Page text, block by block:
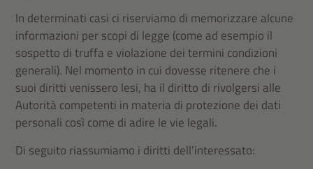
In determinati casi ci riserviamo di memorizzare alcune
informazioni per scopi di legge (come ad esempio il
sospetto di truffa e violazione dei termini condizioni
generali). Nel momento in cui dovesse ritenere che i
suoi diritti venissero lesi, ha il diritto di rivolgersi alle
Autorità competenti in materia di protezione dei dati
personali così come di adire le vie legali.
Di seguito riassumiamo i diritti dell’interessato: